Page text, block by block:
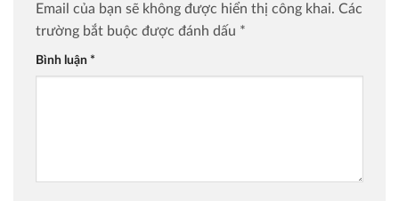
Email của bạn sẽ không được hiển thị công khai. Các
trường bắt buộc được đánh dấu *
Bình luận *